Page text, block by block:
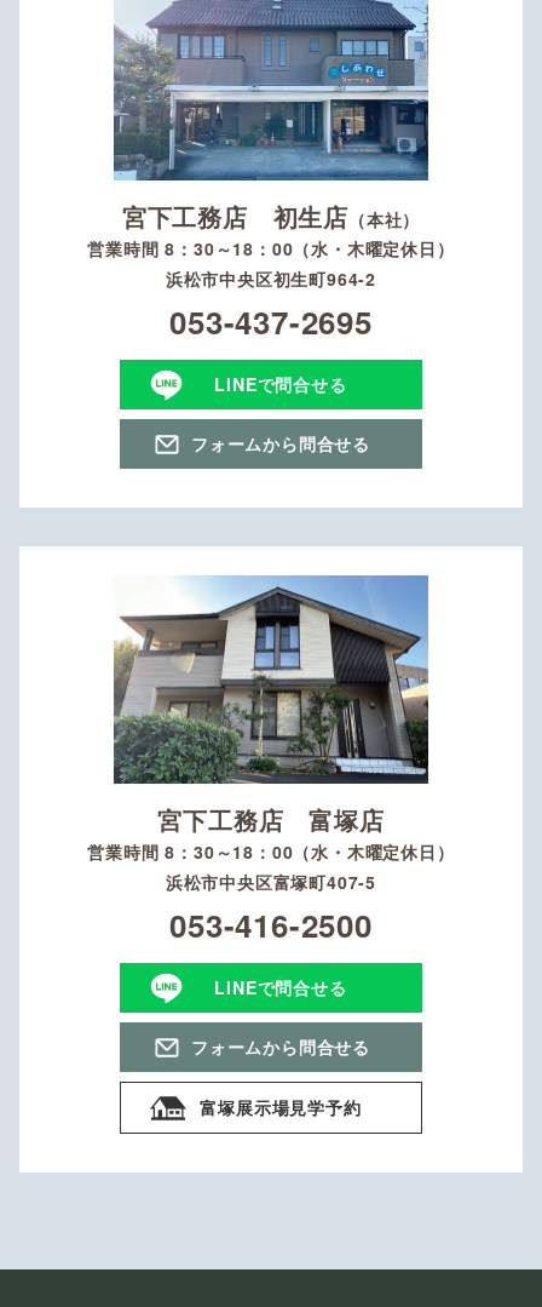
宮下工務店 初生店 （本社）
営業時間 8：30～18：00（水・木曜定休日）
浜松市中央区初生町964-2
053-437-2695
LINEで問合せる
フォームから問合せる
宮下工務店 富塚店
営業時間 8：30～18：00（水・木曜定休日）
浜松市中央区富塚町407-5
053-416-2500
LINEで問合せる
フォームから問合せる
富塚展示場見学予約